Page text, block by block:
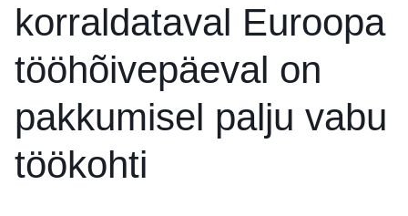
korraldataval Euroopa
tööhõivepäeval on
pakkumisel palju vabu
töökohti